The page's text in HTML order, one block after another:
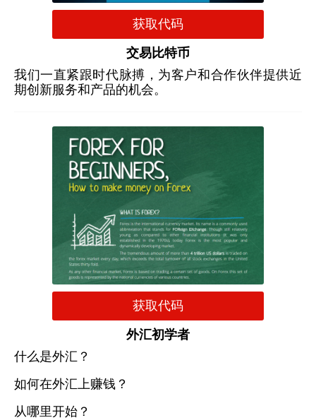
获取代码
交易比特币
我们一直紧跟时代脉搏，为客户和合作伙伴提供近
期创新服务和产品的机会。
获取代码
外汇初学者
什么是外汇？
如何在外汇上赚钱？
从哪里开始？